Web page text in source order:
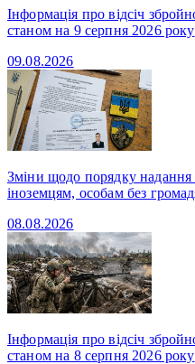
Інформація про відсіч
станом на 9 серпня 2026 року
09.08.2026
Зміни щодо порядку надання
іноземцям, особам без
08.08.2026
Інформація про відсіч
станом на 8 серпня 2026 року